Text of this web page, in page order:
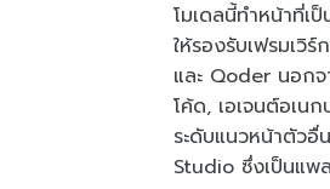
โมเดลนี้ทำหน้าที่เ
ให้รองรับเฟรมเวิ
และ Qoder นอก
โค้ด, เอเจนต์อเน
ระดับแนวหน้าตัวอื่
Studio ซึ่งเป็นแพ